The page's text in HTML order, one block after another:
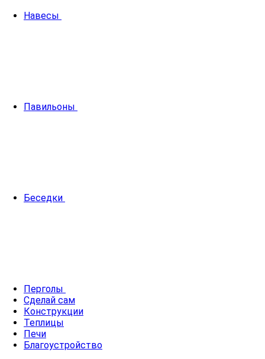
Навесы
Павильоны
Беседки
Перголы
Сделай сам
Конструкции
Теплицы
Печи
Благоустройство